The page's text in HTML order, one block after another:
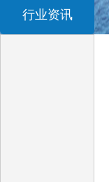
行业资讯